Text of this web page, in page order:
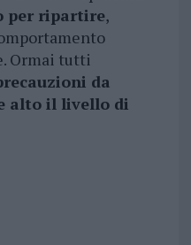
per ripartire,
Ormai tutti
da
alto il livello di